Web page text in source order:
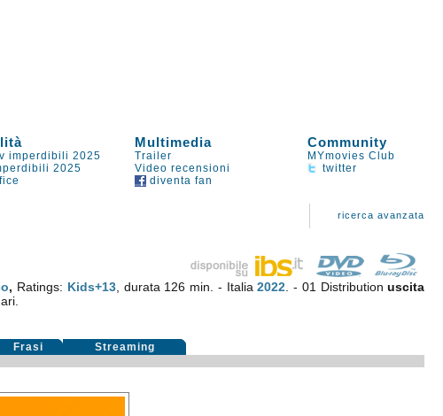
Multimedia Community
imperdibili 2025 Trailer
MYmovies Club
2025 Video recensioni
twitter
diventa fan
ricerca avanzata
, Ratings: Kids+13, durata 126 min. - Italia2022 . - 01 Distributionuscita
Frasi Streaming